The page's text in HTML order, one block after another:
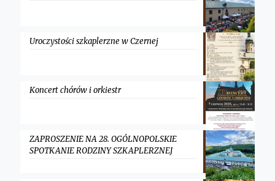
Uroczystości szkaplerzne w Czernej
Koncert chórów i orkiestr
ZAPROSZENIE NA 28. OGÓLNOPOLSKIE
SPOTKANIE RODZINY SZKAPLERZNEJ